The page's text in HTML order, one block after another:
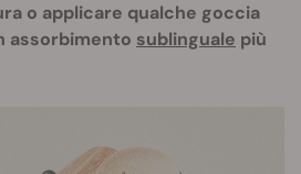
o applicare qualche goccia
assorbimento sublinguale più